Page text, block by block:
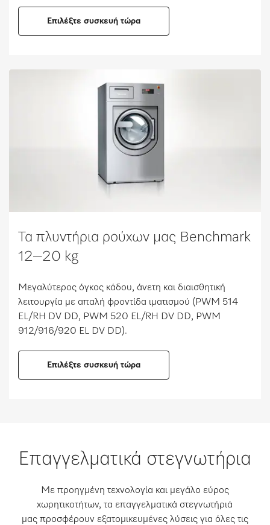
Επιλέξτε συσκευή τώρα
Τα πλυντήρια ρούχων μας Benchmark
12–20 kg
Μεγαλύτερος όγκος κάδου, άνετη και διαισθητική
λειτουργία με απαλή φροντίδα ιματισμού (PWM 514
EL/RH DV DD, PWM 520 EL/RH DV DD, PWM
912/916/920 EL DV DD). ​
Επιλέξτε συσκευή τώρα
Επαγγελματικά στεγνωτήρια
Με προηγμένη τεχνολογία και μεγάλο εύρος
χωρητικοτήτων, τα επαγγελματικά στεγνωτήριά
μας προσφέρουν εξατομικευμένες λύσεις για όλες τις